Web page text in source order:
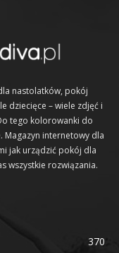
nastolatków, pokój
dziecięce – wiele zdjęć i
tego kolorowanki do
Magazyn internetowy dla
jak urządzić pokój dla
wszystkie rozwiązania.
370